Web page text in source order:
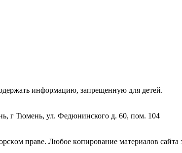
инфopмaцию, зaпpeщeнную для дeтeй.
г Тюмень, ул. Федюнинского д. 60, пом. 104
прaве. Любoe кoпиpoвaниe мaтepиaлов caйтa